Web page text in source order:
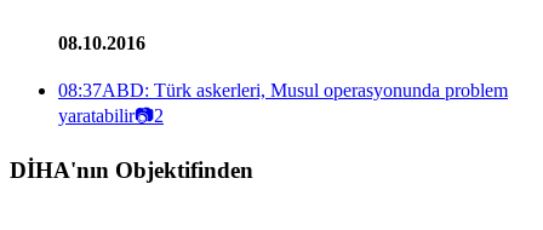
08.10.2016
08:37ABD: Türk askerleri, Musul operasyonunda problem
yaratabilir📷2
DİHA'nın Objektifinden